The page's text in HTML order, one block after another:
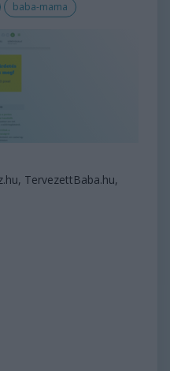
baba-mama
TervezettBaba.hu,